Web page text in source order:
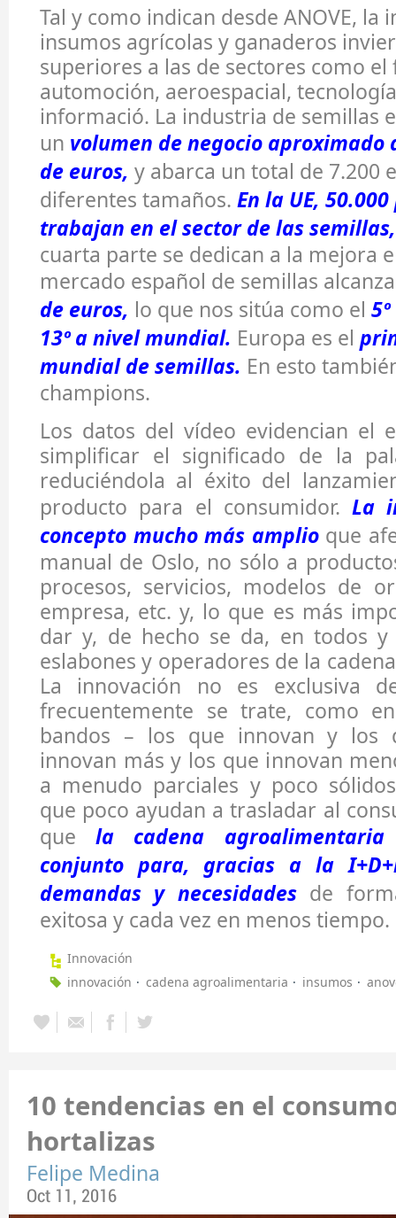
Tal y como indican desde ANOVE, la
insumos agrícolas y ganaderos
superiores a las de sectores como
automoción, aeroespacial,
informació. La industria de semillas
un volumen de negocio aproximado
de euros, y abarca un total de 7.200
diferentes tamaños. En la UE,
trabajan en el sector de las semillas,
cuarta parte se dedican a la mejora
mercado español de semillas
de euros, lo que nos sitúa como el
13º a nivel mundial. Europa es el
mundialde semillas. En esto
champions.
Los datos del vídeo evidencian el
simplificar el significado de la
reduciéndola al éxito del
producto para el consumidor.La
concepto mucho más amplio que
manual de Oslo, no sólo a
procesos, servicios, modelos de
empresa, etc. y, lo que es más
dar y, de hecho se da, en todos
eslabones y operadores de la
La innovación no es exclusiva
frecuentemente se trate, como
bandos – los que innovan y los
innovan más y los que innovan
a menudo parciales y poco
que poco ayudan a trasladar al
quela cadena
conjunto para, gracias a la
demandas y necesidadesde
exitosa y cada vez en menos tiempo.
Innovación
innovación
cadena agroalimentaria insumos
10 tendencias en el
hortalizas
Felipe Medina
Oct 11, 2016